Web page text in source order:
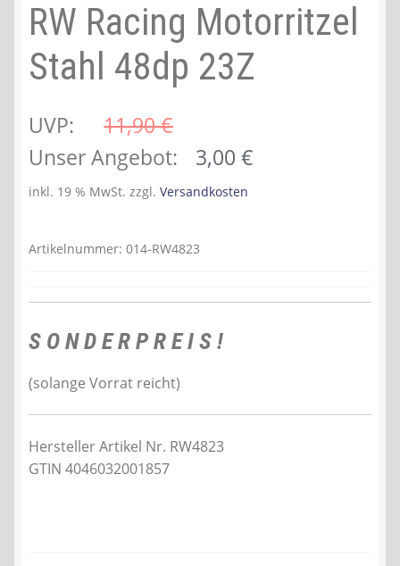
RW Racing Motorritzel
Stahl 48dp 23Z
UVP: 11,90 €
Ursprünglicher
Preis
11,90 €
Unser Angebot: 3,00 €Aktueller
inkl. 19 % MwSt. zzgl. Versandkosten
S O N D E R P R E I S !
(solange Vorrat reicht)
Hersteller Artikel Nr. RW4823
GTIN 4046032001857
Artikelnummer: 014-RW4823